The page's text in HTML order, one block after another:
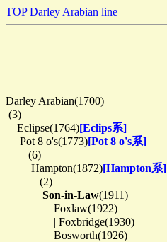
TOP Darley Arabian line
Darley Arabian(1700)
(3)
Eclipse(1764)[Eclips系]
Pot 8 o's(1773)[Pot 8 o's系]
(6)
Hampton(1872)[Hampton系]
(2)
Son-in-Law(1911)
Foxlaw(1922)
| Foxbridge(1930)
Bosworth(1926)